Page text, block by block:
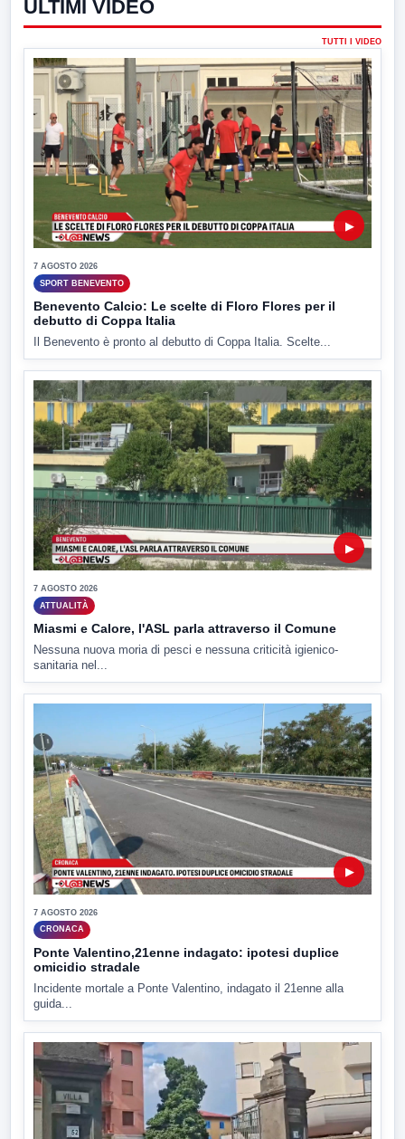
ULTIMI VIDEO
TUTTI I VIDEO
▶
7 AGOSTO 2026
SPORT BENEVENTO
Benevento Calcio: Le scelte di Floro Flores per il
debutto di Coppa Italia
Il Benevento è pronto al debutto di Coppa Italia. Scelte...
▶
7 AGOSTO 2026
ATTUALITÀ
Miasmi e Calore, l'ASL parla attraverso il Comune
Nessuna nuova moria di pesci e nessuna criticità igienico-
sanitaria nel...
▶
7 AGOSTO 2026
CRONACA
Ponte Valentino,21enne indagato: ipotesi duplice
omicidio stradale
Incidente mortale a Ponte Valentino, indagato il 21enne alla
guida...